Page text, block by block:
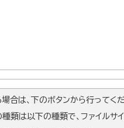
合は、下のボタンから行ってくだ
類は以下の種類で、ファイルサ